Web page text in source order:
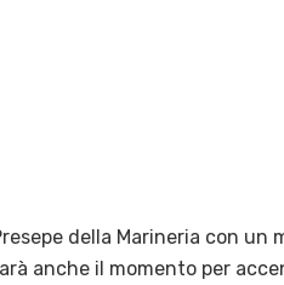
della Marineria con un
anche il momento per